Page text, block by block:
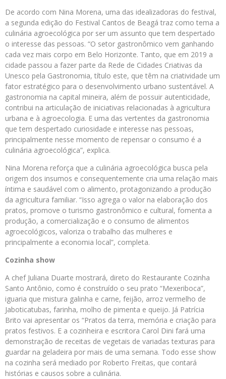
De acordo com Nina Morena, uma das idealizadoras do festival,
a segunda edição do Festival Cantos de Beagá traz como tema a
culinária agroecológica por ser um assunto que tem despertado
o interesse das pessoas. “O setor gastronômico vem ganhando
cada vez mais corpo em Belo Horizonte. Tanto, que em 2019 a
cidade passou a fazer parte da Rede de Cidades Criativas da
Unesco pela Gastronomia, título este, que têm na criatividade um
fator estratégico para o desenvolvimento urbano sustentável. A
gastronomia na capital mineira, além de possuir autenticidade,
contribui na articulação de iniciativas relacionadas à agricultura
urbana e à agroecologia. E uma das vertentes da gastronomia
que tem despertado curiosidade e interesse nas pessoas,
principalmente nesse momento de repensar o consumo é a
culinária agroecológica”, explica.
Nina Morena reforça que a culinária agroecológica busca pela
origem dos insumos e consequentemente cria uma relação mais
íntima e saudável com o alimento, protagonizando a produção
da agricultura familiar. “Isso agrega o valor na elaboração dos
pratos, promove o turismo gastronômico e cultural, fomenta a
produção, a comercialização e o consumo de alimentos
agroecológicos, valoriza o trabalho das mulheres e
principalmente a economia local”, completa.
Cozinha show
A chef Juliana Duarte mostrará, direto do Restaurante Cozinha
Santo Antônio, como é construído o seu prato “Mexeriboca”,
iguaria que mistura galinha e carne, feijão, arroz vermelho de
Jaboticatubas, farinha, molho de pimenta e queijo. Já Patrícia
Brito vai apresentar os “Pratos da terra, memória e criação para
pratos festivos. E a cozinheira e escritora Carol Dini fará uma
demonstração de receitas de vegetais de variadas texturas para
guardar na geladeira por mais de uma semana. Todo esse show
na cozinha será mediado por Roberto Freitas, que contará
histórias e causos sobre a culinária.